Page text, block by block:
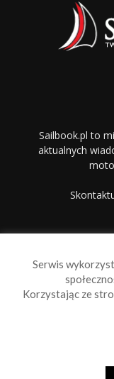
Sailbook.pl to
aktualnych
Serwis
Korzystając ze